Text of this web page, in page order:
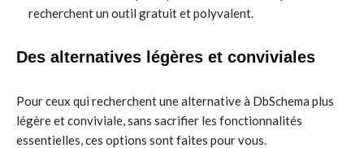
recherchent un outil gratuit et polyvalent.
Des alternatives légères et conviviales
Pour ceux qui recherchent une alternative à DbSchema plus
légère et conviviale, sans sacrifier les fonctionnalités
essentielles, ces options sont faites pour vous.